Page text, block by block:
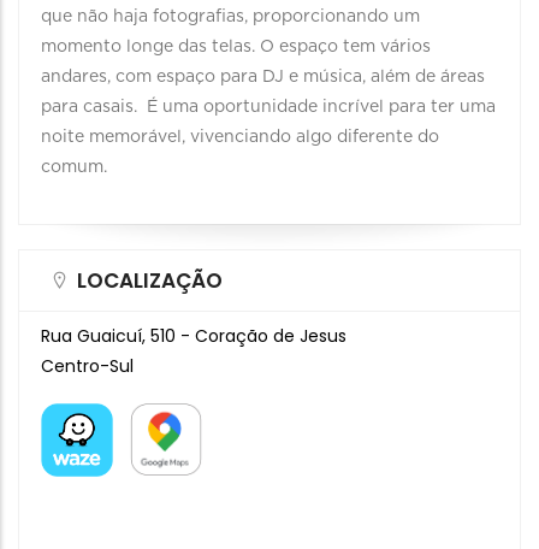
que não haja fotografias, proporcionando um
momento longe das telas. O espaço tem vários
andares, com espaço para DJ e música, além de áreas
para casais. É uma oportunidade incrível para ter uma
noite memorável, vivenciando algo diferente do
comum.
LOCALIZAÇÃO
Rua Guaicuí, 510 - Coração de Jesus
Centro-Sul